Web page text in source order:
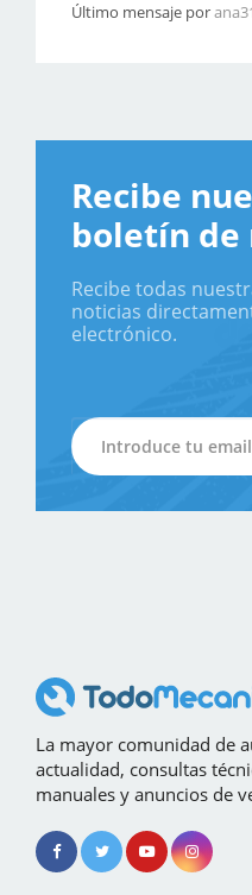
Último mensaje por
Recibe
boletín de
Recibe todas
noticias
electrónico.
La mayor comunidad de
actualidad, consultas
manuales y anuncios de